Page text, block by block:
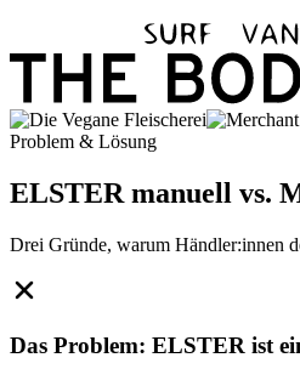
Problem & Lösung
ELSTER manuell vs.
Drei Gründe, warum Händler:innen
Das Problem: ELSTER ist